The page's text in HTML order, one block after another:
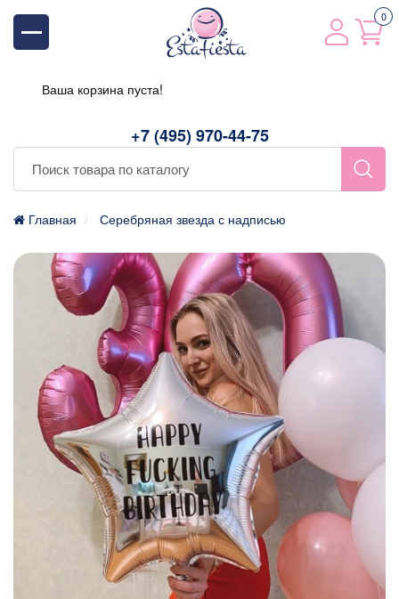
+7 (495) 970-44-75
0
Ваша корзина пуста!
Главная Серебряная звезда с надписью